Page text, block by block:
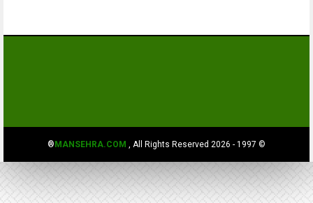
© 1997 - 2026
MANSEHRA.COM , All Rights Reserved®